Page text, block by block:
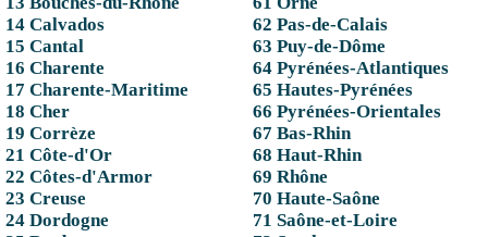
14 Calvados
15 Cantal
16 Charente
17 Charente-Maritime
18 Cher
19 Corrèze
21 Côte-d'Or
22 Côtes-d'Armor
23 Creuse
24 Dordogne
62 Pas-de-Calais
63 Puy-de-Dôme
64 Pyrénées-Atlantiques
65 Hautes-Pyrénées
66 Pyrénées-Orientales
67 Bas-Rhin
68 Haut-Rhin
69 Rhône
70 Haute-Saône
71 Saône-et-Loire